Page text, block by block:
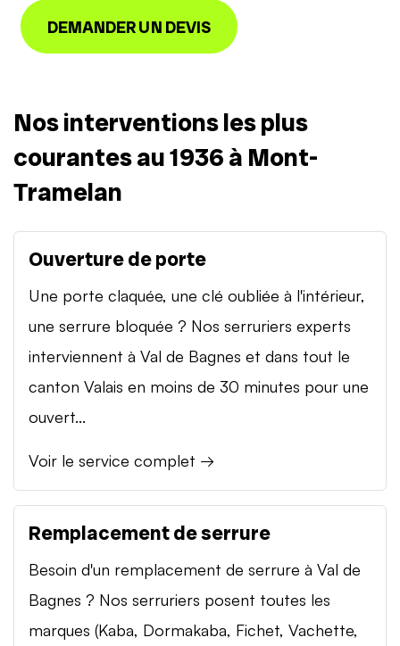
DEMANDER UN DEVIS
Nos interventions les plus
courantes au 1936 à Mont-
Tramelan
Ouverture de porte
Une porte claquée, une clé oubliée à l'intérieur,
une serrure bloquée ? Nos serruriers experts
interviennent à Val de Bagnes et dans tout le
canton Valais en moins de 30 minutes pour une
ouvert...
Voir le service complet →
Remplacement de serrure
Besoin d'un remplacement de serrure à Val de
Bagnes ? Nos serruriers posent toutes les
marques (Kaba, Dormakaba, Fichet, Vachette,